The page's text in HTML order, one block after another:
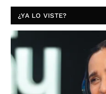
¿YA LO VISTE?